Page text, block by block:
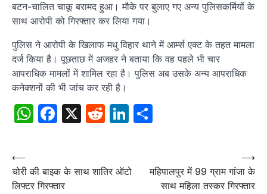
बटन-चालित चाकू बरामद हुआ। मौके पर बुलाए गए अन्य पुलिसकर्मियों के
साथ आरोपी को गिरफ्तार कर लिया गया।
पुलिस ने आरोपी के खिलाफ मधु विहार थाने में आर्म्स एक्ट के तहत मामला
दर्ज किया है। पूछताछ में अजहर ने बताया कि वह पहले भी चार
आपराधिक मामलों में शामिल रहा है। पुलिस अब उसके अन्य आपराधिक
कनेक्शनों की भी जांच कर रही है।
WhatsApp
Facebook
X RedditLinkedIn
Post
navigation
⟵
चोरी की बाइक के साथ शातिर ऑटो
लिफ्टर गिरफ्तार
महिपालपुर में 99 ग्राम गांजा के
साथ महिला तस्कर गिरफ्तार
⟶